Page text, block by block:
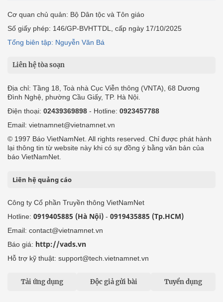
Cơ quan chủ quản: Bộ Dân tộc và Tôn giáo
Số giấy phép: 146/GP-BVHTTDL, cấp ngày 17/10/2025
Tổng biên tập: Nguyễn Văn Bá
Liên hệ tòa soạn
Địa chỉ: Tầng 18, Toà nhà Cục Viễn thông (VNTA), 68 Dương
Đình Nghệ, phường Cầu Giấy, TP. Hà Nội.
Điện thoại: 02439369898 - Hotline: 0923457788
Email: vietnamnet@vietnamnet.vn
© 1997 Báo VietNamNet. All rights reserved. Chỉ được phát hành
lại thông tin từ website này khi có sự đồng ý bằng văn bản của
báo VietNamNet.
Liên hệ quảng cáo
Công ty Cổ phần Truyền thông VietNamNet
Hotline: 0919405885 (Hà Nội) - 0919435885 (Tp.HCM)
Email: contact@vietnamnet.vn
Báo giá: http://vads.vn
Hỗ trợ kỹ thuật: support@tech.vietnamnet.vn
Tải ứng dụng Độc giả gửi bài Tuyển dụng